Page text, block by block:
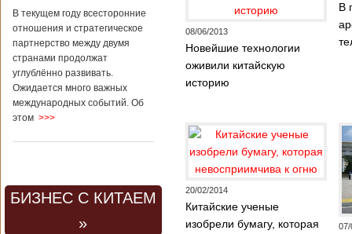
В текущем году всесторонние
отношения и стратегическое
партнерство между двумя
странами продолжат
углублённо развивать.
Ожидается много важных
международных событий. Об
этом >>>
БИЗНЕС С КИТАЕМ
»
08/06/2013
Новейшие технологии
оживили китайскую
историю
В
20/02/2014
Китайские ученые
изобрели бумагу, которая
07/